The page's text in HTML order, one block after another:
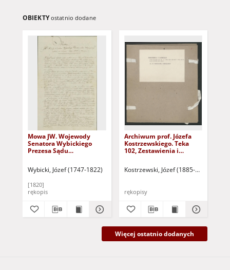
OBIEKTYostatnio dodane
Mowa JW. Wojewody
Senatora Wybickiego
Prezesa Sądu
Wybicki, Józef (1747-1822)
[1820]
rękopis
Archiwum prof. Józefa
Kostrzewskiego. Teka
102, Zestawienia i
Kostrzewski, Józef (1885-1969]
rękopisy
Więcej ostatnio dodanych